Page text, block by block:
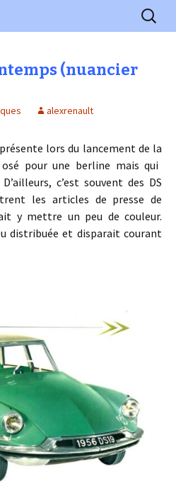
: articles, historiques
(nuancier
alexrenault
lors du lancement de la
pour une berline mais qui
c’est souvent des DS
les articles de presse de
y mettre un peu de couleur.
distribuée et disparait courant